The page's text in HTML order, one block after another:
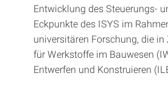
Entwicklung des Steuerungs-
Eckpunkte des ISYS im
universitären Forschung, die
für Werkstoffe im Bauwesen
Entwerfen und Konstruieren